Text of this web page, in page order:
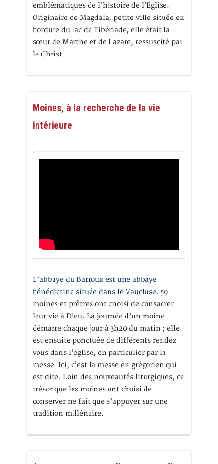
emblématiques de l’histoire de l’Eglise.
Originaire de Magdala, petite ville située en
bordure du lac de Tibériade, elle était la
sœur de Marthe et de Lazare, ressuscité par
le Christ.
Moines, à la recherche de la vie
intérieure
L’abbaye du Barroux est une abbaye
bénédictine située dans le Vaucluse. 59
moines et prêtres ont choisi de consacrer
leur vie à Dieu. La journée d’un moine
démarre chaque jour à 3h20 du matin ; elle
est ensuite ponctuée de différents rendez-
vous dans l’église, en particulier par la
messe. Ici, c’est la messe en grégorien qui
est dite. Loin des nouveautés liturgiques, ce
trésor que les moines ont choisi de
conserver ne fait que s’appuyer sur une
tradition millénaire.